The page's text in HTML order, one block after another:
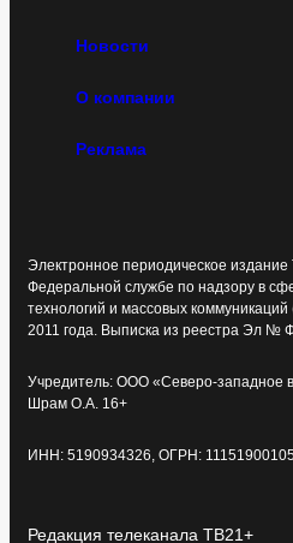
Новости
О компании
Реклама
Электронное периодическое издание
Федеральной службе по надзору в
технологий и массовых
2011 года. Выписка из реестра Эл №
Учредитель: ООО «Северо-западное
Шрам О.А. 16+
ИНН: 5190934326, ОГРН:
Редакция телеканала ТВ21+